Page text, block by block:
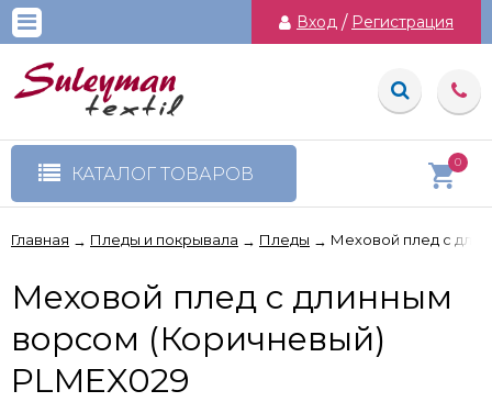
Вход / Регистрация
КАТАЛОГ ТОВАРОВ
0
Главная → Пледы и покрывала → Пледы → Меховой плед с
Меховой плед с длинным
ворсом (Коричневый)
PLMEX029